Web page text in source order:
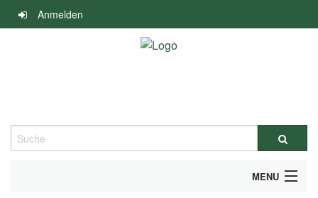
Navigation
überspringen
Anmelden
Suche
MENU